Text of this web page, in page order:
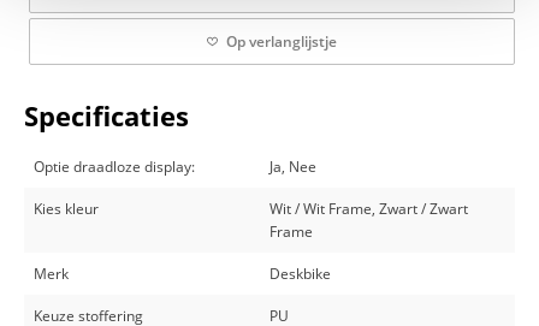
Op verlanglijstje
Specificaties
Optie draadloze display: Ja, Nee
Kies kleur
Wit / Wit Frame, Zwart / Zwart
Frame
Merk Deskbike
Keuze stoffering PU